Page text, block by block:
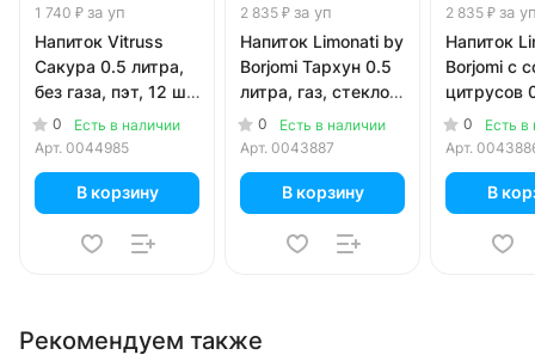
1 740 ₽ за уп
Напиток Vitruss
Сакура 0.5 литра,
без газа, пэт, 12 шт.
в уп.
0
Есть в наличии
Арт. 0044985
В корзину
2 835 ₽ за уп
Напиток Limonati by
Borjomi Тархун 0.5
литра, газ, стекло,
12 шт. в уп.
0
Есть в наличии
Арт. 0043887
В корзину
2 835 ₽ за
Напиток
Borjomi с
цитрусов
литра,
12 шт. в
0
Есть в
Арт.
В
Рекомендуем также